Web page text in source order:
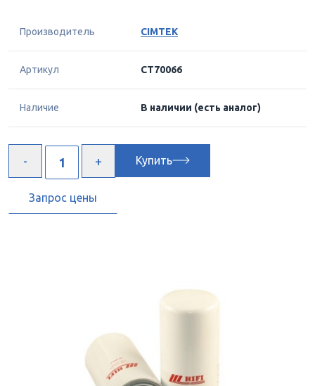
Производитель CIMTEK
Артикул CT70066
Наличие В наличии (есть аналог)
Купить
Запрос цены